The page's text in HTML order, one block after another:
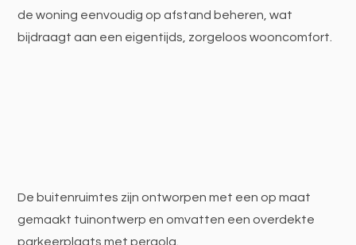
de woning eenvoudig op afstand beheren, wat
bijdraagt aan een eigentijds, zorgeloos wooncomfort.
De buitenruimtes zijn ontworpen met een op maat
gemaakt tuinontwerp en omvatten een overdekte
parkeerplaats met pergola.